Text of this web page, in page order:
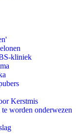
kliniek
Kerstmis
worden onderwezen